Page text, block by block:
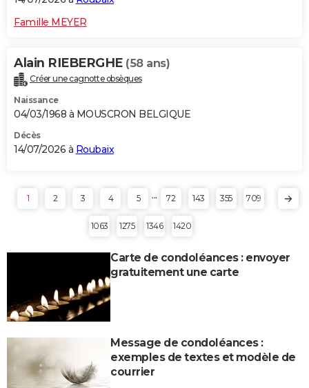
Famille MEYER
Alain RIEBERGHE (58 ans)
Créer une cagnotte obsèques
Naissance
04/03/1968 à MOUSCRON BELGIQUE
Décès
14/07/2026 à Roubaix
1 2 3 4 5 ... 72 143 355 709
1063 1275 1346 1420
Carte de condoléances : envoyer
gratuitement une carte
Message de condoléances :
exemples de textes et modèle de
courrier